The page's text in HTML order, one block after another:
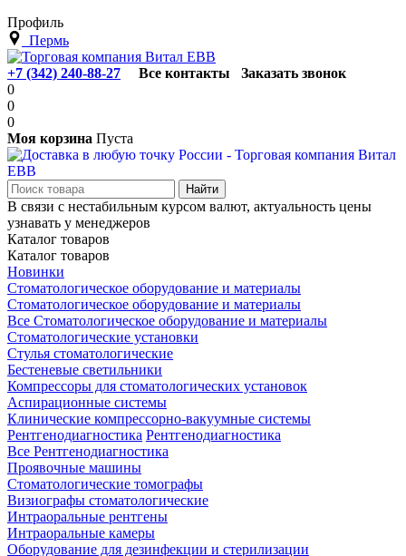
Профиль
Пермь
+7 (342) 240-88-27 Все контакты
Заказать звонок
0
0
0
Моя корзина Пуста
В связи с нестабильным курсом валют, актуальность цены
узнавать у менеджеров
Каталог товаров
Каталог товаров
Новинки
Стоматологическое оборудование и материалы
Стоматологическое оборудование и материалы
Все Стоматологическое оборудование и материалы
Стоматологические установки
Стулья стоматологические
Бестеневые светильники
Компрессоры для стоматологических установок
Аспирационные системы
Клинические компрессорно-вакуумные системы
Рентгенодиагностика Рентгенодиагностика
Все Рентгенодиагностика
Проявочные машины
Стоматологические томографы
Визиографы стоматологические
Интраоральные рентгены
Интраоральные камеры
Оборудование для дезинфекции и стерилизации